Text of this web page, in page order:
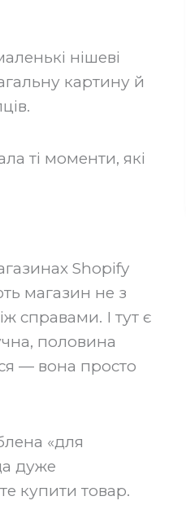
нішеві
картину й
ті моменти, які
Shopify
магазин не з
справами. І тут є
половина
— вона просто
«для
дуже
купити товар.